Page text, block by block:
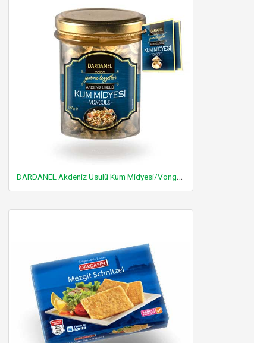
DARDANEL Akdeniz Usulü Kum Midyesi/Vongole